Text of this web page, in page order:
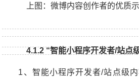
上图：微博内容创作者的优质示
4.1.2 “智能小程序开发者/站点
1、智能小程序开发者/站点级